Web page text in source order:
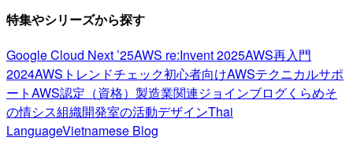
特集やシリーズから探す
Google Cloud Next ’25AWS re:Invent 2025AWS再入門
2024AWSトレンドチェック初心者向けAWSテクニカルサポ
ートAWS認定（資格） 製造業関連ジョインブログくらめそ
の情シス組織開発室の活動デザインThai
LanguageVietnamese Blog